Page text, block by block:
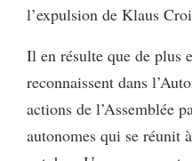
l’expulsion de Klaus
Il en résulte que de plus
reconnaissent dans
actions de l’Assemblée
autonomes qui se réunit